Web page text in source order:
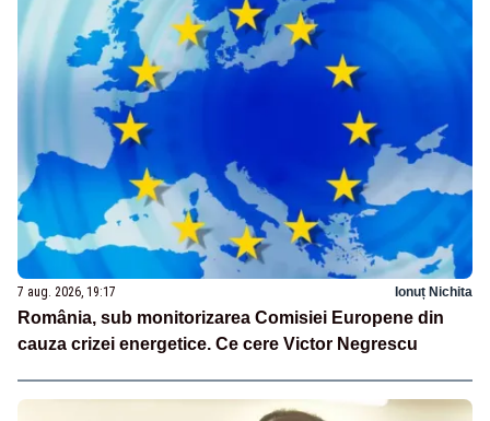
7 aug. 2026, 19:17 Ionuț Nichita
România, sub monitorizarea Comisiei Europene din
cauza crizei energetice. Ce cere Victor Negrescu